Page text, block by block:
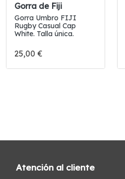
Gorra de Fiji
Gorra Umbro FIJI
Rugby Casual Cap
White. Talla única.
25,00 €
Atención al cliente